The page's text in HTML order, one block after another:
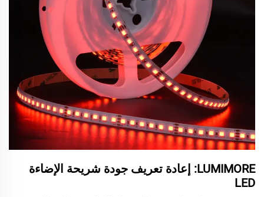
LUMIMORE: إعادة تعريف جودة شريحة الإضاءة
LED